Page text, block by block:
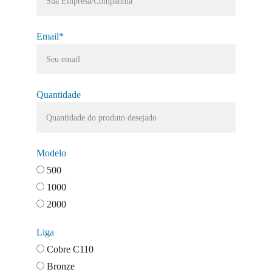
Email*
Quantidade
Modelo
500
1000
2000
Liga
Cobre C110
Bronze